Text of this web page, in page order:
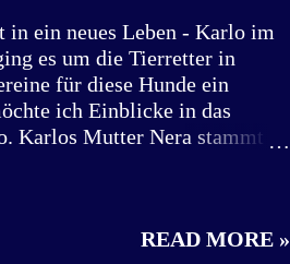
in ein neues Leben - Karlo im
es um die Tierretter in
für diese Hunde ein
ich Einblicke in das
Karlos Mutter Nera stammt
war. Ein Glück wurde die
sicher im Foster (Tierheim) in
READ MORE »